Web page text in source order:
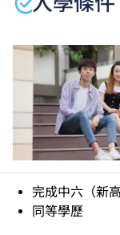
完成中六（新
同等學歷